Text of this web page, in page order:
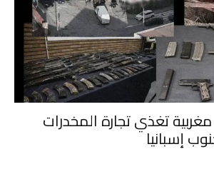
تغذي تجارة المخدرات
إسبانيا